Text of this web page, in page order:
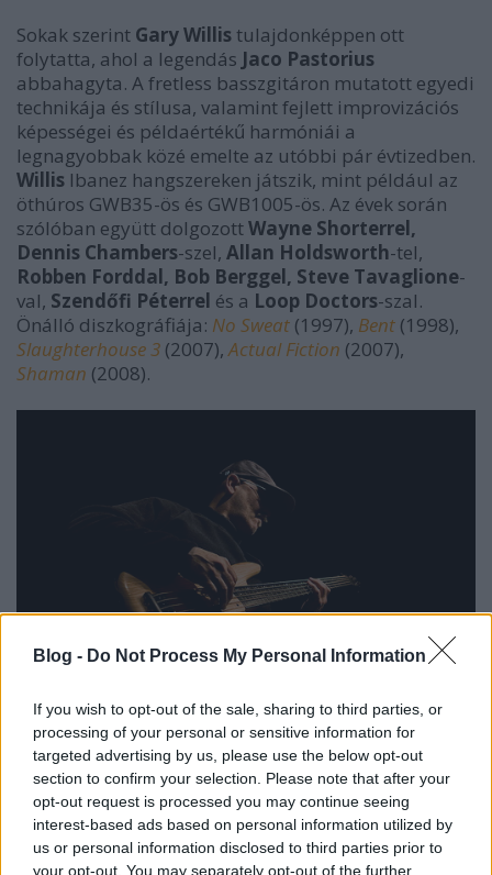
Blog - Do Not Process My Personal Information
If you wish to opt-out of the sale, sharing to third parties, or
processing of your personal or sensitive information for
targeted advertising by us, please use the below opt-out
section to confirm your selection. Please note that after your
opt-out request is processed you may continue seeing
interest-based ads based on personal information utilized by
us or personal information disclosed to third parties prior to
your opt-out. You may separately opt-out of the further
Sokak szerint Gary Willis tulajdonképpen ott
folytatta, ahol a legendás Jaco Pastorius
abbahagyta. A fretless basszgitáron mutatott egyedi
technikája és stílusa, valamint fejlett improvizációs
képességei és példaértékű harmóniái a
legnagyobbak közé emelte az utóbbi pár évtizedben.
Willis Ibanez hangszereken játszik, mint például az
öthúros GWB35-ös és GWB1005-ös. Az évek során
szólóban együtt dolgozottWayne Shorterrel,
Dennis Chambers-szel, Allan Holdsworth-tel,
Robben Forddal, Bob Berggel, Steve Tavaglione-
val, Szendőfi Péterrel és a Loop Doctors-szal.
Önálló diszkográfiája: No Sweat (1997), Bent (1998),
Slaughterhouse 3 (2007),Actual Fiction (2007),
Shaman (2008).
Tribal Techvolt az egyik leginnovatívabb fúziós
együttes aWeather Report óta. A
progresszív zenekar tizenhat
éves fennállása során tagjaik névsora változatlan
maradt:Gary Willis- basszusgitár,Scott